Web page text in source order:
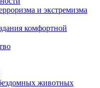
и экстремизма
комфортной
животных